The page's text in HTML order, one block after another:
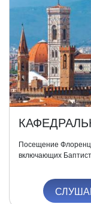
Посещение
включающих